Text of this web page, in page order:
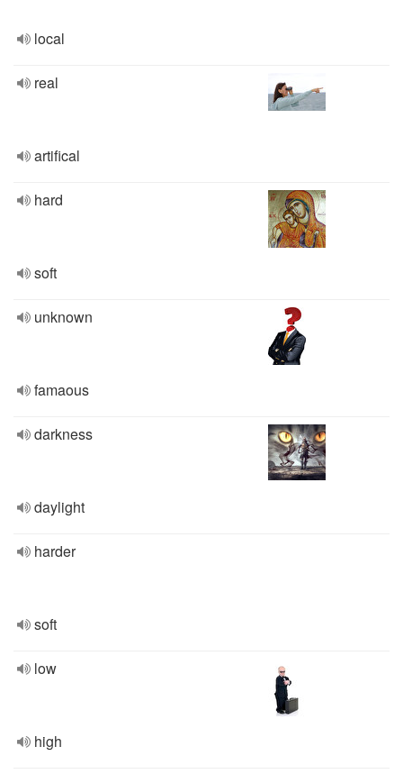
local
real
artifical
hard
soft
unknown
famaous
darkness
daylight
harder
soft
low
high